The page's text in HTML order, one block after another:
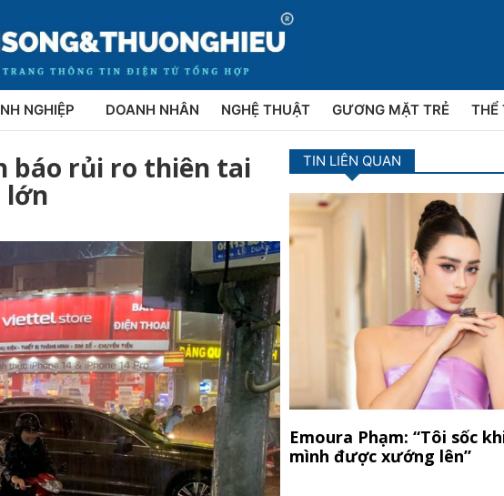
NGHIỆP DOANH NHÂN NGHỆ THUẬT GƯƠNG MẶT TRẺ THỂ
báo rủi ro thiên tai
lớn
TIN LIÊN QUAN
Emoura Phạm: “Tôi sốc
mình được xướng lên”